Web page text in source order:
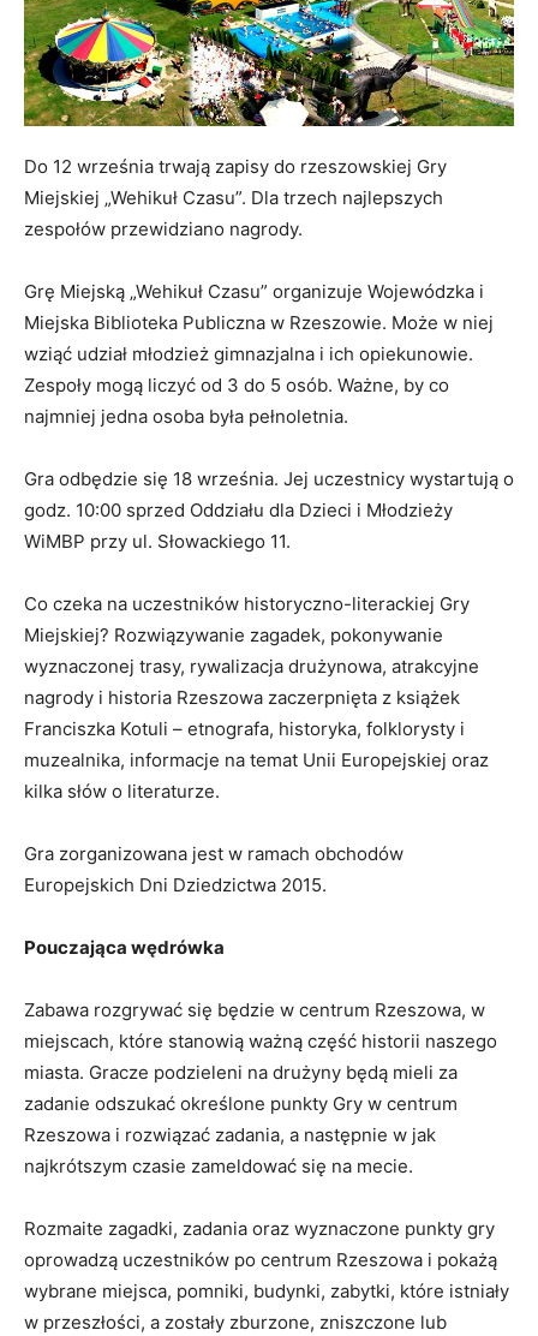
Do 12 września trwają zapisy do rzeszowskiej Gry
Miejskiej „Wehikuł Czasu”. Dla trzech najlepszych
zespołów przewidziano nagrody.
Grę Miejską „Wehikuł Czasu” organizuje Wojewódzka i
Miejska Biblioteka Publiczna w Rzeszowie. Może w niej
wziąć udział młodzież gimnazjalna i ich opiekunowie.
Zespoły mogą liczyć od 3 do 5 osób. Ważne, by co
najmniej jedna osoba była pełnoletnia.
Gra odbędzie się 18 września. Jej uczestnicy wystartują o
godz. 10:00 sprzed Oddziału dla Dzieci i Młodzieży
WiMBP przy ul. Słowackiego 11.
Co czeka na uczestników historyczno-literackiej Gry
Miejskiej? Rozwiązywanie zagadek, pokonywanie
wyznaczonej trasy, rywalizacja drużynowa, atrakcyjne
nagrody i historia Rzeszowa zaczerpnięta z książek
Franciszka Kotuli – etnografa, historyka, folklorysty i
muzealnika, informacje na temat Unii Europejskiej oraz
kilka słów o literaturze.
Gra zorganizowana jest w ramach obchodów
Europejskich Dni Dziedzictwa 2015.
Pouczająca wędrówka
Zabawa rozgrywać się będzie w centrum Rzeszowa, w
miejscach, które stanowią ważną część historii naszego
miasta. Gracze podzieleni na drużyny będą mieli za
zadanie odszukać określone punkty Gry w centrum
Rzeszowa i rozwiązać zadania, a następnie w jak
najkrótszym czasie zameldować się na mecie.
Rozmaite zagadki, zadania oraz wyznaczone punkty gry
oprowadzą uczestników po centrum Rzeszowa i pokażą
wybrane miejsca, pomniki, budynki, zabytki, które istniały
w przeszłości, a zostały zburzone, zniszczone lub